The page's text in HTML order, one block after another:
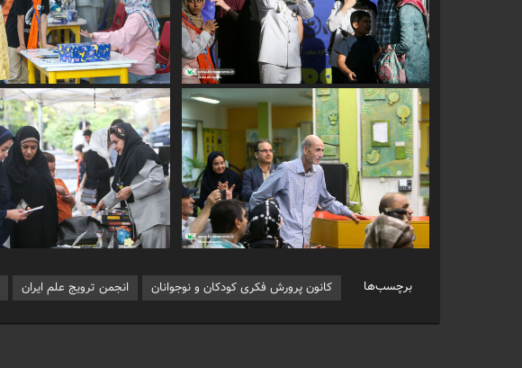
برچسب‌ها کانون پرورش فکری کودکان و نوجوانان انجمن ترویج علم ایران